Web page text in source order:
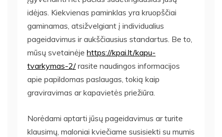
idėjas. Kiekvienas paminklas yra kruopščiai
gaminamas, atsižvelgiant į individualius
pageidavimus ir aukščiausius standartus. Be to,
mūsų svetainėje https://kpai.lt/kapu-
tvarkymas-2/ rasite naudingos informacijos
apie papildomas paslaugas, tokią kaip
graviravimas ar kapavietės priežiūra.
Norėdami aptarti jūsų pageidavimus ar turite
klausimų, maloniai kviečiame susisiekti su mumis